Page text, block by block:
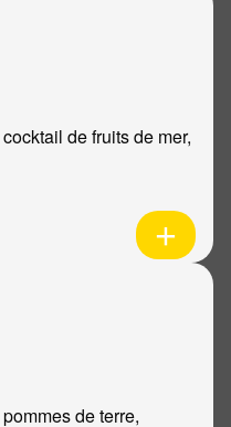
de fruits de mer,
de terre,